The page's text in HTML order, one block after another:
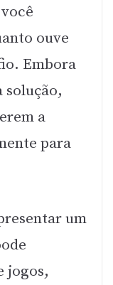
ouve
Embora
solução,
a
para
um
jogos,